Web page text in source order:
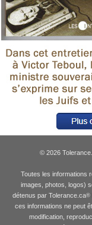
© 2026
Toutes les informations
images, photos, logos)
détenus par Tolerance.ca®
ces informations ne peut
modification,